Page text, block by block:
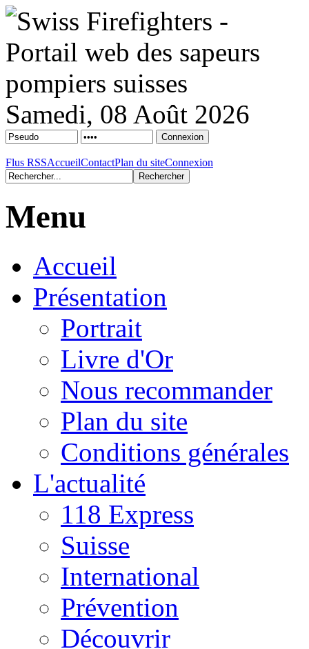
Samedi, 08 Août 2026
Flus RSSAccueilContactPlan du siteConnexion
Menu
Accueil
Présentation
Portrait
Livre d'Or
Nous recommander
Plan du site
Conditions générales
L'actualité
118 Express
Suisse
International
Prévention
Découvrir